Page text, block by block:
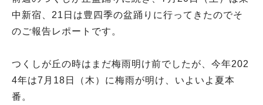
中新宿、21日は豊四季の盆踊りに行ってきたのでそ
のご報告レポートです。
つくしが丘の時はまだ梅雨明け前でしたが、今年202
4年は7月18日（木）に梅雨が明け、いよいよ夏本
番。